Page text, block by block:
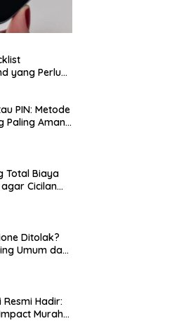
yang Perlu
PIN: Metode
Paling Aman
Total Biaya
Cicilan
Ditolak?
Umum dan
Hadir:
Murah